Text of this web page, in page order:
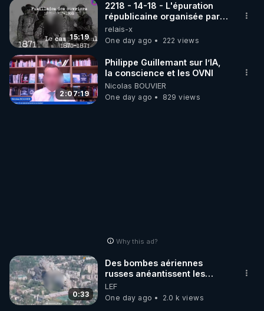
15:19
2218 - 14-18 - L'épuration
républicaine organisée par
les frères de la truelle
relais-x
One day ago
222 views
2:07:19
Philippe Guillemant sur l’IA,
la conscience et les OVNI
Nicolas BOUVIER
One day ago
829 views
Why this ad?
0:33
Des bombes aériennes
russes anéantissent les
centres de contrôle de
drones de 3 brigades
ukrainienne
LEF
One day ago
2.0 k views